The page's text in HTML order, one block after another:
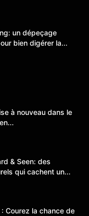
un dépeçage
bien digérer la...
à nouveau dans le
& Seen: des
qui cachent un...
: Courez la chance de